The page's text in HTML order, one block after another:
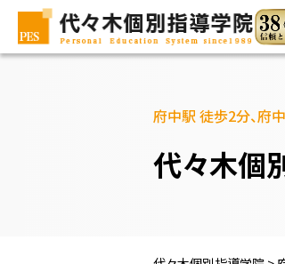
府中駅 徒歩2分、府
代々木個